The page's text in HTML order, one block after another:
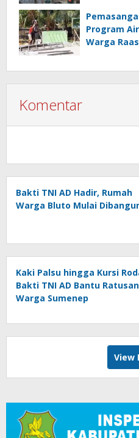
Program
Warga Raas
Komentar
Bakti TNI AD Hadir, Rumah
Warga Bluto Mulai
Kaki Palsu hingga Kursi
Bakti TNI AD Bantu Ratusan
Warga Sumenep
View